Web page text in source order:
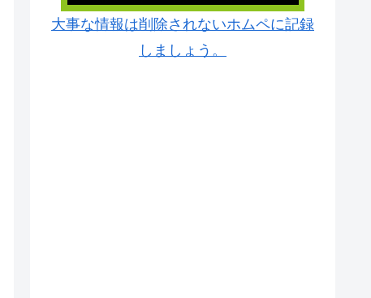
大事な情報は削除されないホムペに記録
しましょう。